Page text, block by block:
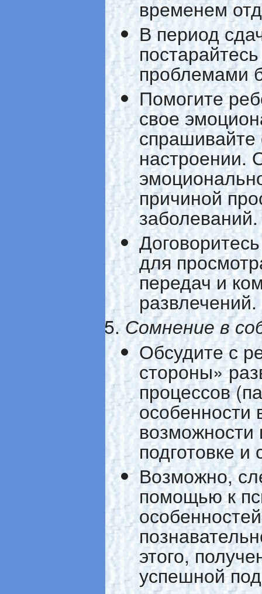
временем
В период
проблемами
Помогите
свое
спрашивайте
настроении.
причиной
заболеваний.
для
передач и
развлечений.
Сомнение в
Обсудите с
стороны»
процессов
особенности
возможности
подготовке и
Возможно,
помощью к
этого,
успешной